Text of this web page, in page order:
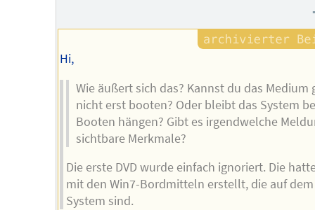
Hi,
Wie äußert sich das? Kannst du das Medium
nicht erst booten? Oder bleibt das System
Booten hängen? Gibt es irgendwelche
sichtbare Merkmale?
Die erste DVD wurde einfach ignoriert. Die
mit den Win7-Bordmitteln erstellt, die auf dem
System sind.